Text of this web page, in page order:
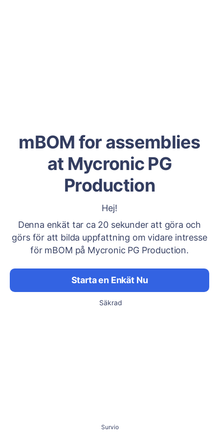
mBOM for assemblies
at Mycronic PG
Production
Hej!
Denna enkät tar ca 20 sekunder att göra och
görs för att bilda uppfattning om vidare intresse
för mBOM på Mycronic PG Production.
Starta en Enkät Nu
Säkrad
Survio